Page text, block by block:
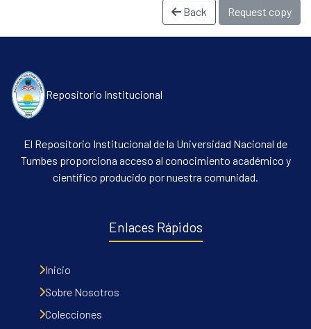
All of DSpace
Statistics
Back Request copy
Repositorio Institucional
El Repositorio Institucional de la Universidad Nacional de
Tumbes proporciona acceso al conocimiento académico y
científico producido por nuestra comunidad.
Enlaces Rápidos
Inicio
Sobre Nosotros
Colecciones